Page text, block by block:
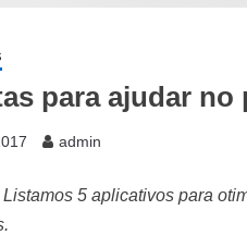
para ajudar
admin
5 aplicativos para